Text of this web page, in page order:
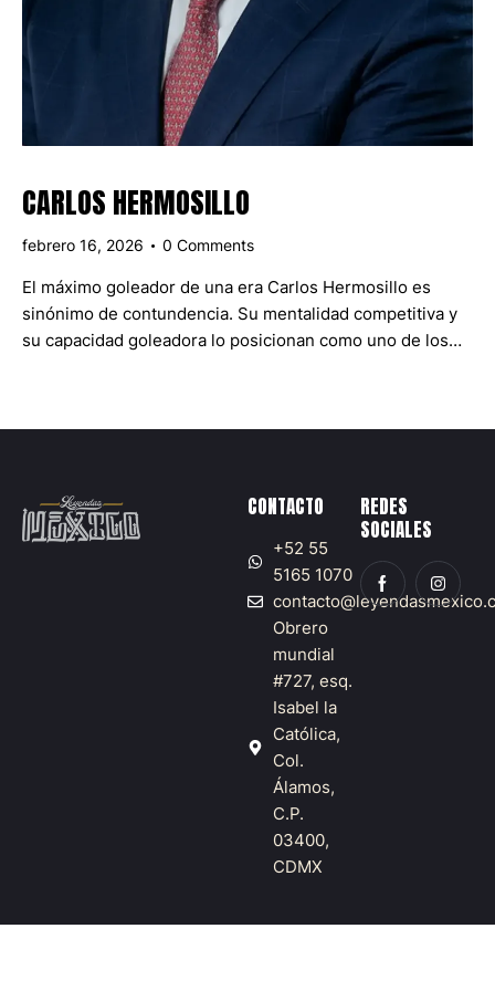
CARLOS HERMOSILLO
febrero 16, 2026 0 Comments
El máximo goleador de una era Carlos Hermosillo es
sinónimo de contundencia. Su mentalidad competitiva y
su capacidad goleadora lo posicionan como uno de los…
CONTACTO
+52 55
5165 1070
Obrero
mundial
#727, esq.
Isabel la
Católica,
Col.
Álamos,
C.P.
03400,
CDMX
REDES
SOCIALES